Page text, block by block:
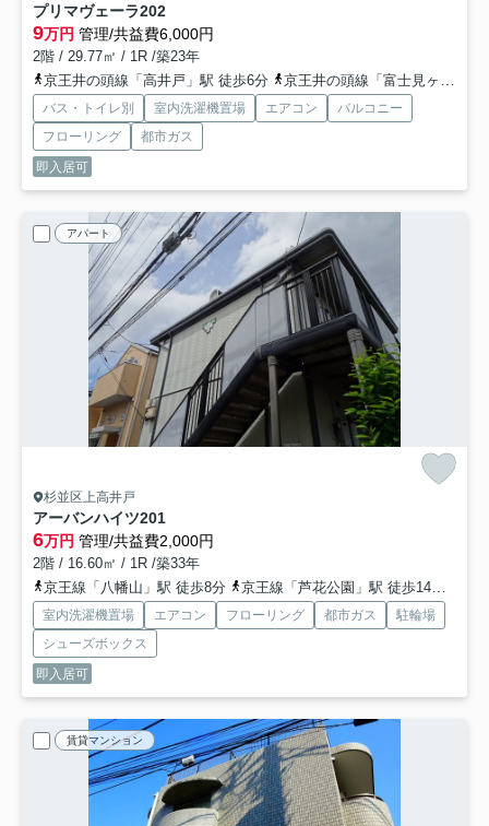
プリマヴェーラ202
9万円 管理/共益費6,000円
2階 / 29.77㎡ / 1R /築23年
京王井の頭線「高井戸」駅 徒歩6分
京王井の頭線「富士見ヶ丘」駅 徒歩15分
バス・トイレ別 室内洗濯機置場 エアコン
バルコニー
フローリング
都市ガス
即入居可
アパート
杉並区上高井戸
アーバンハイツ201
6万円 管理/共益費2,000円
2階 / 16.60㎡ / 1R /築33年
京王線「八幡山」駅 徒歩8分
京王線「芦花公園」駅 徒歩14分
室内洗濯機置場 エアコン フローリング 都市ガス
駐輪場
シューズボックス
即入居可
賃貸マンション